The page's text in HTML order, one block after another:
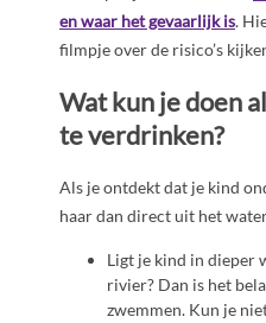
en waar het gevaarlijk is.
filmpje over de risico’s
Wat kun je doen
te verdrinken?
Als je ontdekt dat je kind
haar dan direct uit het
Ligt je kind in dieper
rivier? Dan is het
zwemmen. Kun je